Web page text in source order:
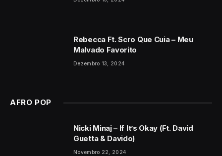
Rebecca Ft. Scro Que Cuia – Meu
Malvado Favorito
Dezembro 13, 2024
AFRO POP
Nicki Minaj – If It’s Okay (Ft. David
Guetta & Davido)
Novembro 22, 2024